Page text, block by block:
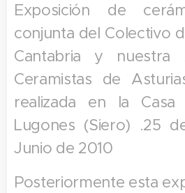
Exposición de
conjunta del Colectivo
Cantabria y nuestra
Ceramistas de
realizada en la
Lugones (Siero) .25
Junio de 2010
Posteriormente esta